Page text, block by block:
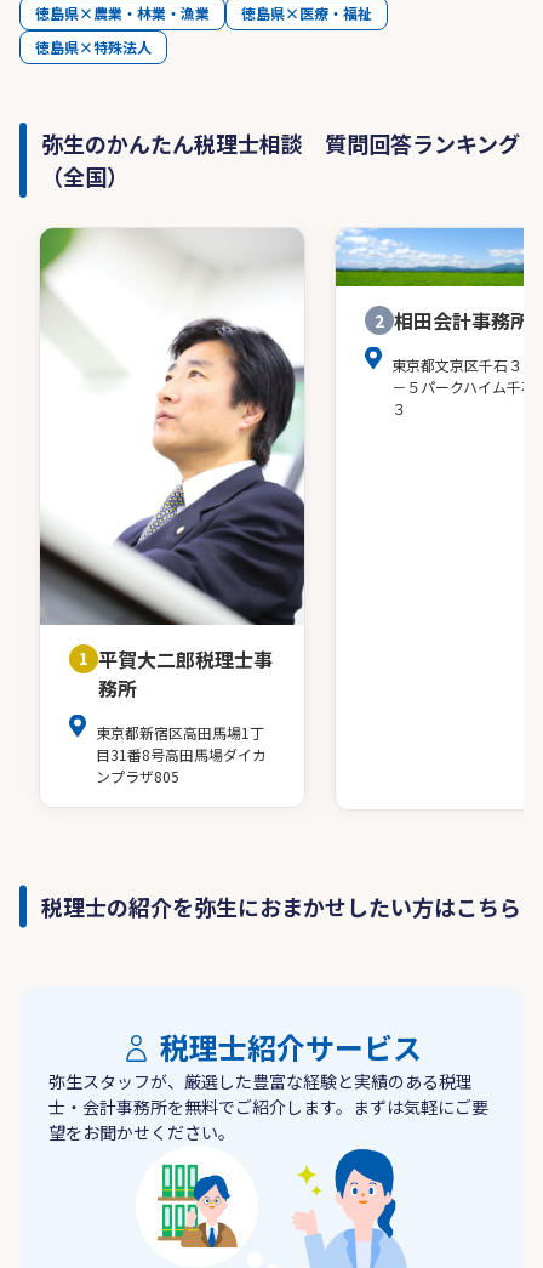
徳島県×農業・林業・漁業
徳島県×医療・福祉
徳島県×特殊法人
弥生のかんたん税理士相談 質問回答ランキング
（全国）
1 平賀大二郎税理士事
務所
東京都新宿区高田馬場1丁
目31番8号高田馬場ダイカ
ンプラザ805
2 相田会計事務所
東京都文京区千石３－
－５パークハイム千石
３
税理士の紹介を弥生におまかせしたい方はこちら
税理士紹介サービス
弥生スタッフが、厳選した豊富な経験と実績のある税理
士・会計事務所を無料でご紹介します。まずは気軽にご要
望をお聞かせください。